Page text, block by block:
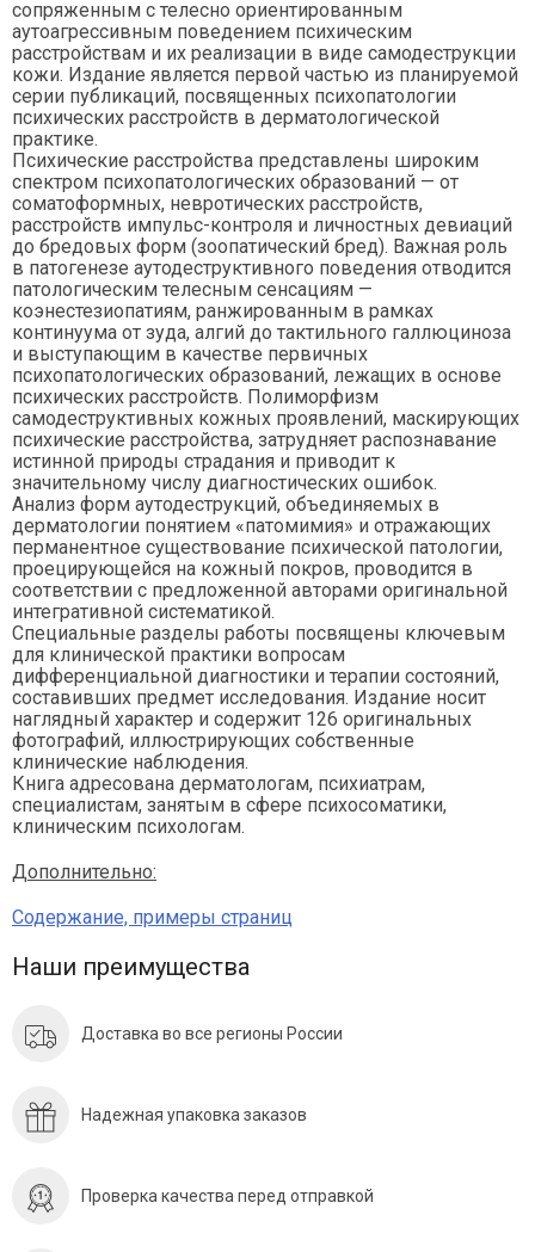
сопряженным с телесно ориентированным
аутоагрессивным поведением психическим
расстройствам и их реализации в виде самодеструкции
кожи. Издание является первой частью из планируемой
серии публикаций, посвященных психопатологии
психических расстройств в дерматологической
практике.
Психические расстройства представлены широким
спектром психопатологических образований — от
соматоформных, невротических расстройств,
расстройств импульс-контроля и личностных девиаций
до бредовых форм (зоопатический бред). Важная роль
в патогенезе аутодеструктивного поведения отводится
патологическим телесным сенсациям —
коэнестезиопатиям, ранжированным в рамках
континуума от зуда, алгий до тактильного галлюциноза
и выступающим в качестве первичных
психопатологических образований, лежащих в основе
психических расстройств. Полиморфизм
самодеструктивных кожных проявлений, маскирующих
психические расстройства, затрудняет распознавание
истинной природы страдания и приводит к
значительному числу диагностических ошибок.
Анализ форм аутодеструкций, объединяемых в
дерматологии понятием «патомимия» и отражающих
перманентное существование психической патологии,
проецирующейся на кожный покров, проводится в
соответствии с предложенной авторами оригинальной
интегративной систематикой.
Специальные разделы работы посвящены ключевым
для клинической практики вопросам
дифференциальной диагностики и терапии состояний,
составивших предмет исследования. Издание носит
наглядный характер и содержит 126 оригинальных
фотографий, иллюстрирующих собственные
клинические наблюдения.
Книга адресована дерматологам, психиатрам,
специалистам, занятым в сфере психосоматики,
клиническим психологам.
Дополнительно:
Содержание, примеры страниц
Наши преимущества
Доставка во все регионы России
Надежная упаковка заказов
Проверка качества перед отправкой